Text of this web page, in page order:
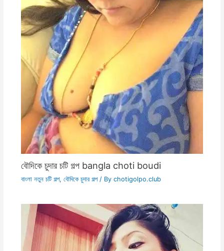
বৌদিকে চুদার চটি গল্প bangla choti boudi
বাংলা নতুন চটি গল্প, বৌদিকে চুদার গল্প/ By chotigolpo.club